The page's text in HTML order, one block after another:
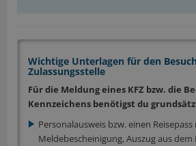
Wichtige Unterlagen für den
Zulassungsstelle
Für die Meldung eines KFZ bzw. die
Kennzeichens benötigst du
Personalausweis bzw. einen
Meldebescheinigung, Auszug aus